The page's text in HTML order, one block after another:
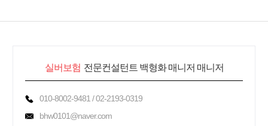
실버보험 전문컨설턴트 백형화 매니저 매니저
010-8002-9481 / 02-2193-0319
bhw0101@naver.com